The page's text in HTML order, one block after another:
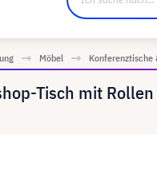
Möbel Konferenztische
Tisch mit Rollen